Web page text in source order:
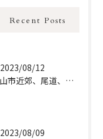
Recent Posts
2023/08/12
福山市近郊、尾道、三原、井原周辺にお住いの方へ♪
2023/08/09